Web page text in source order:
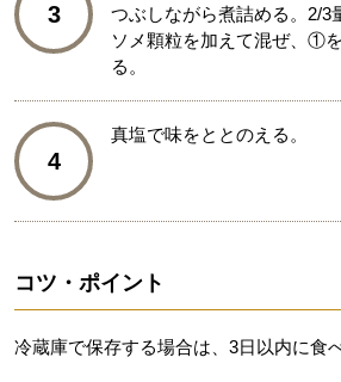
3
つぶしながら煮詰める。2/3
ソメ顆粒を加えて混ぜ、①
る。
4
真塩で味をととのえる。
コツ・ポイント
冷蔵庫で保存する場合は、3日以内に食